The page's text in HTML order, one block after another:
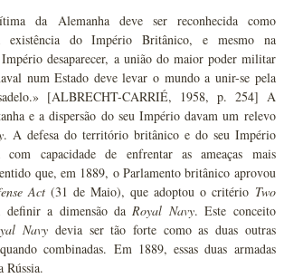
da Alemanha deve ser reconhecida como
existência do Império Britânico, e mesmo na
Império desaparecer, a união do maior poder militar
num Estado deve levar o mundo a unir-se pela
[ALBRECHT-CARRIÉ, 1958, p. 254] A
e a dispersão do seu Império davam um relevo
. A defesa do território britânico e do seu Império
capacidade de enfrentar as ameaças mais
que, em 1889, o Parlamento britânico aprovou
Act(31 de Maio), que adoptou o critério Two
a dimensão daRoyal Navy. Este conceito
Navy devia ser tão forte como as duas outras
combinadas. Em 1889, essas duas armadas
Rússia.